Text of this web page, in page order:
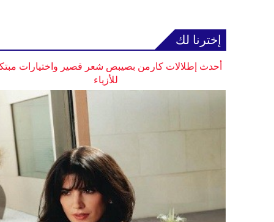
إخترنا لك
أحدث إطلالات كارمن بصيبص شعر قصير واختيارات
للأزياء